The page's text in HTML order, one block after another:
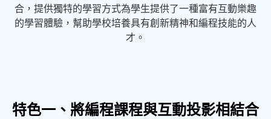
合，提供獨特的學習方式為學生提供了一種富有互動樂趣
的學習體驗，幫助學校培養具有創新精神和編程技能的人
才。
特色一、將編程課程與互動投影相結合